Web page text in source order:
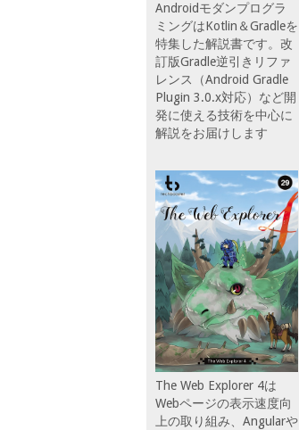
Androidモダンプログラ
ミングはKotlin＆Gradleを
特集した解説書です。改
訂版Gradle逆引きリファ
レンス（Android Gradle
Plugin 3.0.x対応）など開
発に使える技術を中心に
解説をお届けします
The Web Explorer 4は
Webページの表示速度向
上の取り組み、Angularや